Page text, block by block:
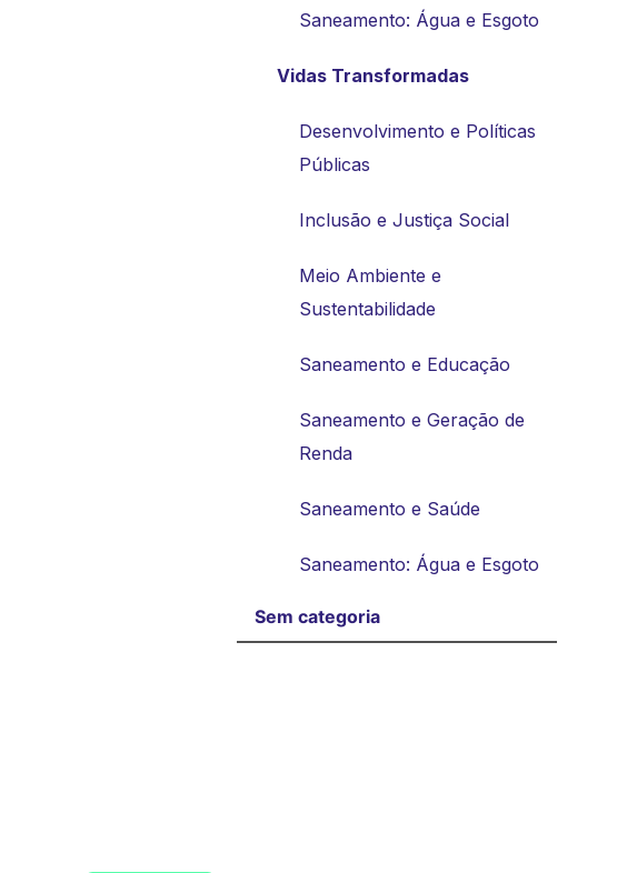
Saneamento: Água e Esgoto
Vidas Transformadas
Desenvolvimento e Políticas
Públicas
Inclusão e Justiça Social
Meio Ambiente e
Sustentabilidade
Saneamento e Educação
Saneamento e Geração de
Renda
Saneamento e Saúde
Saneamento: Água e Esgoto
Sem categoria